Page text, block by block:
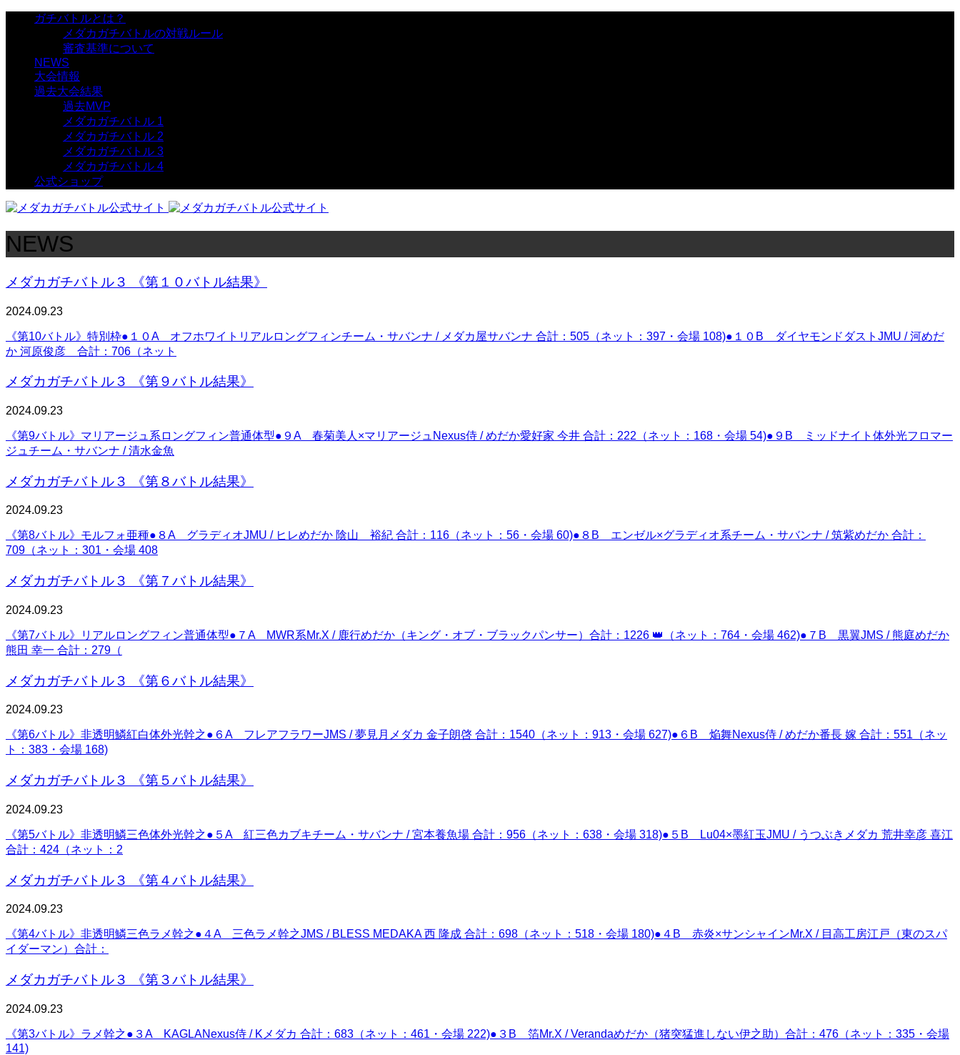
ガチバトルとは？
メダカガチバトルの対戦ルール
審査基準について
NEWS
大会情報
過去大会結果
過去MVP
メダカガチバトル 1
メダカガチバトル 2
メダカガチバトル 3
メダカガチバトル 4
公式ショップ
NEWS
メダカガチバトル３ 《第１０バトル結果》
2024.09.23
《第10バトル》特別枠●１０A オフホワイトリアルロングフィンチーム・サバンナ / メダカ屋サバンナ 合計：505（ネット：397・会場 108)●１０B ダイヤモンドダストJMU / 河めだ
か 河原俊彦 合計：706（ネット
メダカガチバトル３ 《第９バトル結果》
2024.09.23
《第9バトル》マリアージュ系ロングフィン普通体型●９A 春菊美人×マリアージュNexus侍 / めだか愛好家 今井 合計：222（ネット：168・会場 54)●９B ミッドナイト体外光フロマー
ジュチーム・サバンナ / 清水金魚
メダカガチバトル３ 《第８バトル結果》
2024.09.23
《第8バトル》モルフォ亜種●８A グラディオJMU / ヒレめだか 陰山 裕紀 合計：116（ネット：56・会場 60)●８B エンゼル×グラディオ系チーム・サバンナ / 筑紫めだか 合計：
709（ネット：301・会場 408
メダカガチバトル３ 《第７バトル結果》
2024.09.23
《第7バトル》リアルロングフィン普通体型●７A MWR系Mr.X / 鹿行めだか（キング・オブ・ブラックパンサー）合計：1226 👑（ネット：764・会場 462)●７B 黒翼JMS / 熊庭めだか
熊田 幸一 合計：279（
メダカガチバトル３ 《第６バトル結果》
2024.09.23
《第6バトル》非透明鱗紅白体外光幹之●６A フレアフラワーJMS / 夢見月メダカ 金子朗啓 合計：1540（ネット：913・会場 627)●６B 焔舞Nexus侍 / めだか番長 嫁 合計：551（ネッ
ト：383・会場 168)
メダカガチバトル３ 《第５バトル結果》
2024.09.23
《第5バトル》非透明鱗三色体外光幹之●５A 紅三色カブキチーム・サバンナ / 宮本養魚場 合計：956（ネット：638・会場 318)●５B Lu04×墨紅玉JMU / うつぶきメダカ 荒井幸彦 喜江
合計：424（ネット：2
メダカガチバトル３ 《第４バトル結果》
2024.09.23
《第4バトル》非透明鱗三色ラメ幹之●４A 三色ラメ幹之JMS / BLESS MEDAKA 西 隆成 合計：698（ネット：518・会場 180)●４B 赤炎×サンシャインMr.X / 目高工房江戸（東のスパ
イダーマン）合計：
メダカガチバトル３ 《第３バトル結果》
2024.09.23
《第3バトル》ラメ幹之●３A KAGLANexus侍 / Kメダカ 合計：683（ネット：461・会場 222)●３B 箔Mr.X / Verandaめだか（猪突猛進しない伊之助）合計：476（ネット：335・会場
141)